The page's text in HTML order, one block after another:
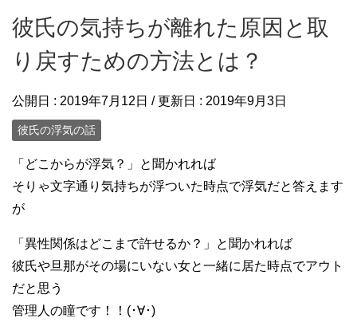
彼氏の気持ちが離れた原因と取
り戻すための方法とは？
公開日 : 2019年7月12日 / 更新日 : 2019年9月3日
彼氏の浮気の話
「どこからが浮気？」と聞かれれば
そりゃ文字通り気持ちが浮ついた時点で浮気だと答えます
が
「異性関係はどこまで許せるか？」と聞かれれば
彼氏や旦那がその場にいない女と一緒に居た時点でアウト
だと思う
管理人の瞳です！！(･∀･)